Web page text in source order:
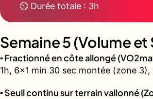
⏲ Durée totale : 3h
Semaine 5 (Volume et
▪️ Fractionné en côte allongé
1h, 6x1 min 30 sec montée (zone
▪️ Seuil continu sur terrain vallonné